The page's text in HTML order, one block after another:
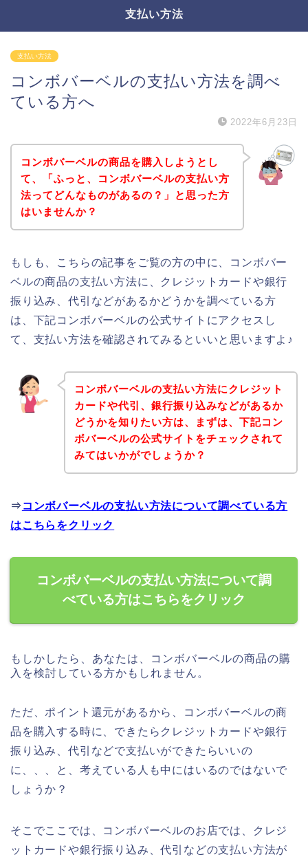
支払い方法
支払い方法
コンボバーベルの支払い方法を調べ
ている方へ
2022年6月23日
コンボバーベルの商品を購入しようとし
て、「ふっと、コンボバーベルの支払い方
法ってどんなものがあるの？」と思った方
はいませんか？
もしも、こちらの記事をご覧の方の中に、コンボバー
ベルの商品の支払い方法に、クレジットカードや銀行
振り込み、代引などがあるかどうかを調べている方
は、下記コンボバーベルの公式サイトにアクセスし
て、支払い方法を確認されてみるといいと思いますよ♪
コンボバーベルの支払い方法にクレジット
カードや代引、銀行振り込みなどがあるか
どうかを知りたい方は、まずは、下記コン
ボバーベルの公式サイトをチェックされて
みてはいかがでしょうか？
⇒ コンボバーベルの支払い方法について調べている方
はこちらをクリック
コンボバーベルの支払い方法について調
べている方はこちらをクリック
もしかしたら、あなたは、コンボバーベルの商品の購
入を検討している方かもしれません。
ただ、ポイント還元があるから、コンボバーベルの商
品を購入する時に、できたらクレジットカードや銀行
振り込み、代引などで支払いができたらいいの
に、、、と、考えている人も中にはいるのではないで
しょうか？
そこでここでは、コンボバーベルのお店では、クレジ
ットカードや銀行振り込み、代引などの支払い方法が